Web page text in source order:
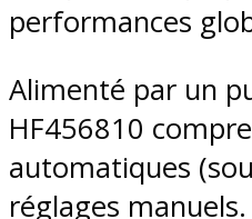
performances
Alimenté par un
HF456810
automatiques
réglages